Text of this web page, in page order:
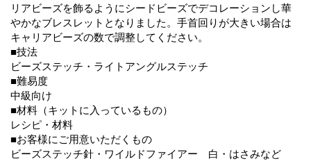
リアビーズを飾るようにシードビーズでデコレーションし華
やかなブレスレットとなりました。手首回りが大きい場合は
キャリアビーズの数で調整してください。
■技法
ビーズステッチ・ライトアングルステッチ
■難易度
中級向け
■材料（キットに入っているもの）
レシピ・材料
■お客様にご用意いただくもの
ビーズステッチ針・ワイルドファイアー 白・はさみなど